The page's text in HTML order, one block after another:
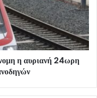
η αυριανή 24ωρη